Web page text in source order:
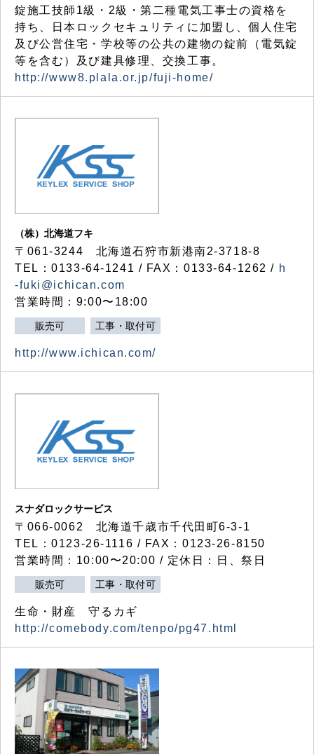
錠施工技師1級・2級・第二種電気工事士の資格を
持ち、日本ロックセキュリティに加盟し、個人住宅
及び公営住宅・学校等の公共の建物の錠前（電気錠
等を含む）及び建具修理、交換工事。
http://www8.plala.or.jp/fuji-home/
（株）北海道フキ
〒061-3244 北海道石狩市新港南2-3718-8
TEL：0133-64-1241 / FAX：0133-64-1262 / h
-fuki@ichican.com
営業時間：9:00〜18:00
販売可 工事・取付可
http://www.ichican.com/
スナダロックサービス
〒066-0062 北海道千歳市千代田町6-3-1
TEL：0123-26-1116 / FAX：0123-26-8150
営業時間：10:00〜20:00 / 定休日：日、祭日
販売可 工事・取付可
生命・財産 守るカギ
http://comebody.com/tenpo/pg47.html